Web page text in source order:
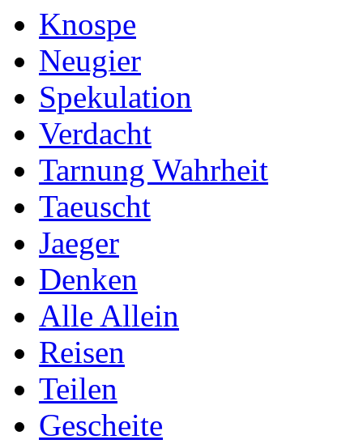
Knospe
Neugier
Spekulation
Verdacht
Tarnung Wahrheit
Taeuscht
Jaeger
Denken
Alle Allein
Reisen
Teilen
Gescheite